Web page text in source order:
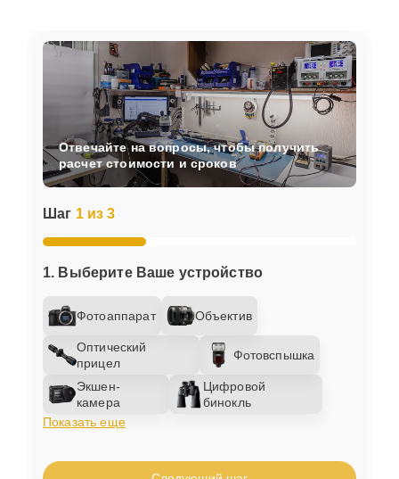
Шаг 1 из 3
1. Выберите Ваше устройство
Фотоаппарат Объектив
Оптический
прицел
Фотовспышка
Экшен-
камера
Цифровой
бинокль
Показать еще
Отвечайте на вопросы, чтобы получить
расчет стоимости и сроков